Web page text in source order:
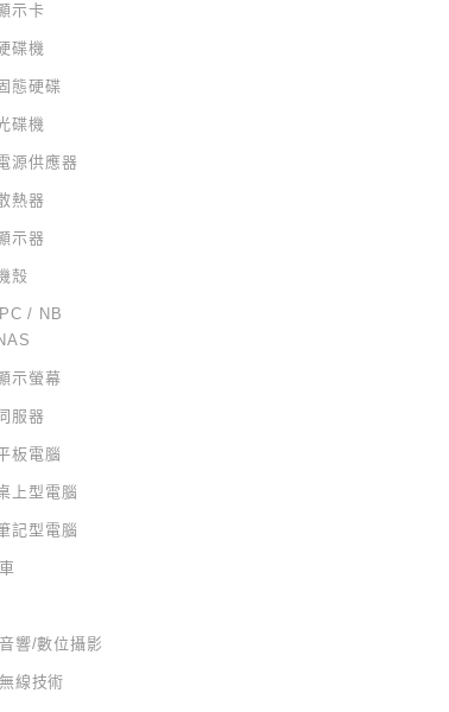
示卡
碟機
態硬碟
碟機
源供應器
熱器
示器
殼
/ NB
示螢幕
服器
板電腦
上型電腦
記型電腦
響/數位攝影
線技術